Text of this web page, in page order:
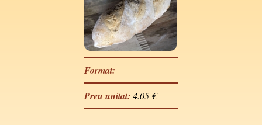
Format:
Preu unitat: 4.05 €